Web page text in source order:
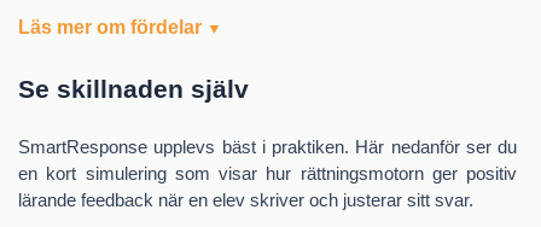
Läs mer om fördelar
Starkare elevmotivation
eleverna vill fortsätta träna.
och stödjer skrivutveckling.
Aktivt lärande – eleverna får träna på att skriva egna svar
och återkalla kunskap, inte bara känna igen rätt alternativ
Se skillnaden själv
SmartResponse upplevs bäst i praktiken. Här nedanför ser du
en kort simulering som visar hur rättningsmotorn ger positiv
lärande feedback när en elev skriver och justerar sitt svar.